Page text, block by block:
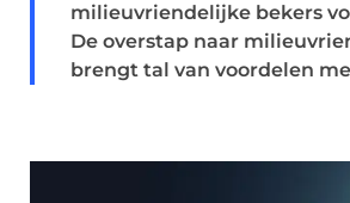
milieuvriendelijke bekers
De overstap naar
brengt tal van voordelen